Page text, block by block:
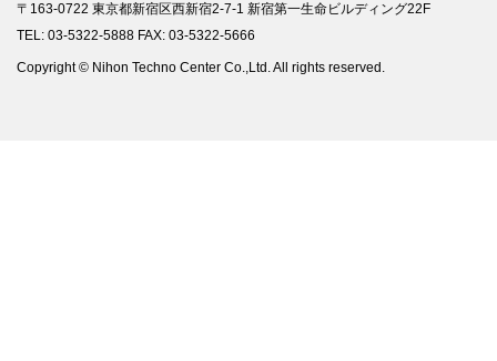
〒163-0722 東京都新宿区西新宿2-7-1 新宿第一生命ビルディング22F
TEL: 03-5322-5888 FAX: 03-5322-5666
Copyright © Nihon Techno Center Co.,Ltd. All rights reserved.